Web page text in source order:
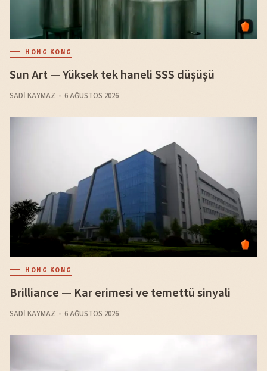
HONG KONG
Sun Art — Yüksek tek haneli SSS düşüşü
SADI KAYMAZ 6 AĞUSTOS 2026
HONG KONG
Brilliance — Kar erimesi ve temettü sinyali
SADI KAYMAZ 6 AĞUSTOS 2026